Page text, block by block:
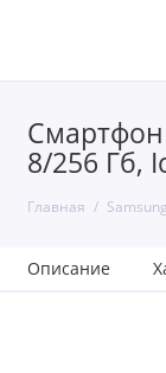
Смартфон
8/256 Гб,
Главная Samsung
Описание